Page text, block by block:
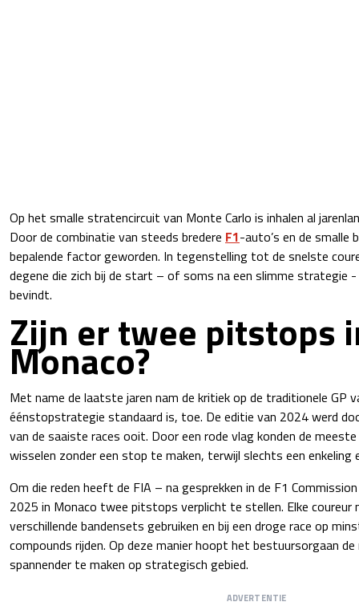
Op het smalle stratencircuit van Monte Carlo is inhalen al
Door de combinatie van steeds bredere F1-auto’s en de smalle
bepalende factor geworden. In tegenstelling tot de snelste
degene die zich bij de start – of soms na een slimme strategie
bevindt.
Zijn er twee pitstops
Monaco?
Met name de laatste jaren nam de kritiek op de traditionele GP
éénstopstrategie standaard is, toe. De editie van 2024 werd
van de saaiste races ooit. Door een rode vlag konden de
wisselen zonder een stop te maken, terwijl slechts een
Om die reden heeft de FIA – na gesprekken in de F1
2025 in Monaco twee pitstops verplicht te stellen. Elke coureur
verschillende bandensets gebruiken en bij een droge race op
compounds rijden. Op deze manier hoopt het bestuursorgaan
spannender te maken op strategisch gebied.
ADVERTENTIE